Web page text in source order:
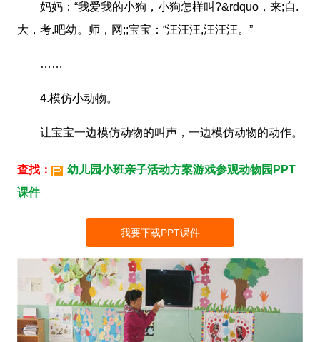
妈妈：“我爱我的小狗，小狗怎样叫?&rdquo，来;自.
大，考.吧幼。师，网;;宝宝：“汪汪汪,汪汪汪。”
……
4.模仿小动物。
让宝宝一边模仿动物的叫声，一边模仿动物的动作。
查找：
幼儿园小班亲子活动方案游戏参观动物园PPT
课件
我要下载PPT课件